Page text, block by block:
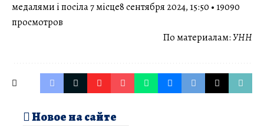
медалями і посіла 7 місце8 сентября 2024, 15:50 • 19090
просмотров
По материалам: УНН
Новое на сайте